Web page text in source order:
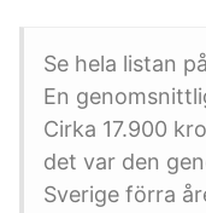
Se hela listan
En
Cirka 17.900
det var den
Sverige förra